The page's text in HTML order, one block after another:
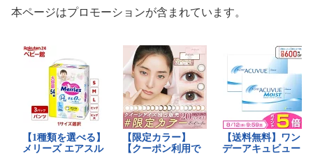
本ページはプロモーションが含まれています。